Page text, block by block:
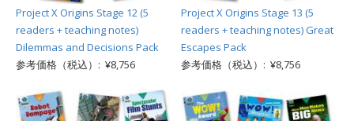
Project X Origins Stage 12 (5
readers + teaching notes)
Dilemmas and Decisions Pack
参考価格（税込）: ¥8,756
Project X Origins Stage 13 (5
readers + teaching notes) Great
Escapes Pack
参考価格（税込）: ¥8,756